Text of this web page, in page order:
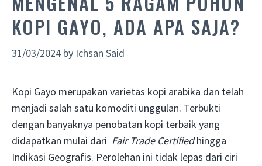
KOPI GAYO, ADA APA SAJA?
31/03/2024 by Ichsan Said
Kopi Gayo merupakan varietas kopi arabika dan telah
menjadi salah satu komoditi unggulan. Terbukti
dengan banyaknya penobatan kopi terbaik yang
didapatkan mulai dari Fair Trade Certifiedhingga
Indikasi Geografis. Perolehan ini tidak lepas dari ciri